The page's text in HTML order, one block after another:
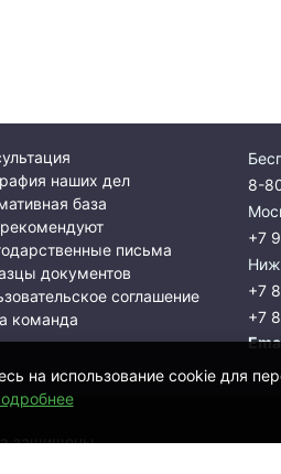
на использование cookie для
наших дел
база
письма
документов
соглашение
команда
8-
+7
+7
+7
защищены.